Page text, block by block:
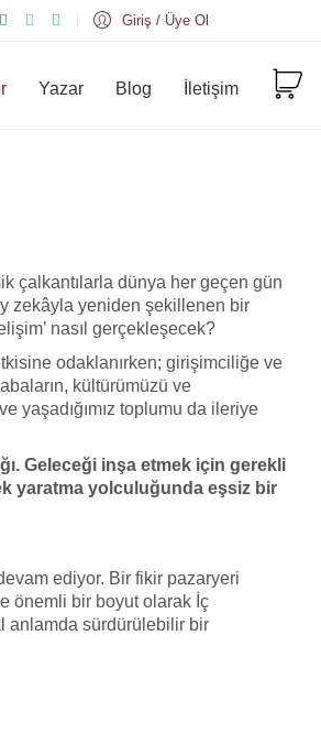
Giriş / Üye Ol
Yazar Blog İletişim
çalkantılarla dünya her geçen gün
zekâyla yeniden şekillenen bir
nasıl gerçekleşecek?
odaklanırken; girişimciliğe ve
kültürümüzü ve
yaşadığımız toplumu da ileriye
Geleceği inşa etmek için gerekli
yaratma yolculuğunda eşsiz bir
ediyor. Bir fikir pazaryeri
önemli bir boyut olarak İç
anlamda sürdürülebilir bir